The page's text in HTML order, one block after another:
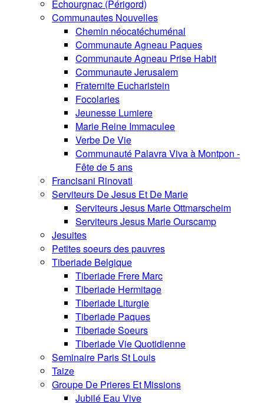
Echourgnac (Périgord)
Communautes Nouvelles
Chemin néocatéchuménal
Communaute Agneau Paques
Communaute Agneau Prise Habit
Communaute Jerusalem
Fraternite Eucharistein
Focolaries
Jeunesse Lumiere
Marie Reine Immaculee
Verbe De Vie
Communauté Palavra Viva à Montpon -
Fête de 5 ans
Francisani Rinovati
Serviteurs De Jesus Et De Marie
Serviteurs Jesus Marie Ottmarscheim
Serviteurs Jesus Marie Ourscamp
Jesuites
Petites soeurs des pauvres
Tiberiade Belgique
Tiberiade Frere Marc
Tiberiade Hermitage
Tiberiade Liturgie
Tiberiade Paques
Tiberiade Soeurs
Tiberiade Vie Quotidienne
Seminaire Paris St Louis
Taize
Groupe De Prieres Et Missions
Jubilé Eau Vive